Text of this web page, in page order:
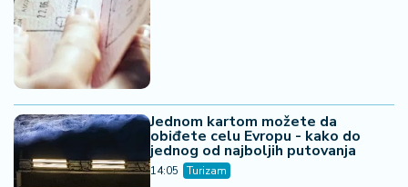
Jednom kartom možete da
obiđete celu Evropu - kako do
jednog od najboljih putovanja
14:05 Turizam